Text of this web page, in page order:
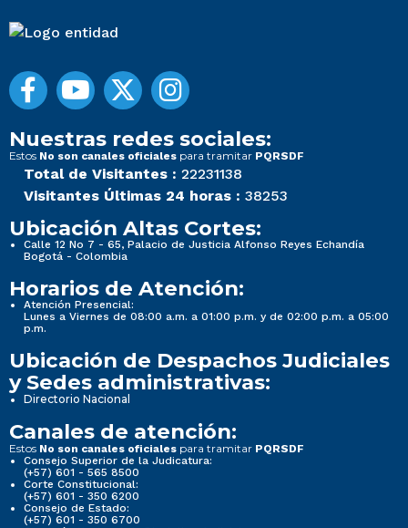
Nuestras redes sociales:
Estos No son canales oficiales para tramitar PQRSDF
Total de Visitantes : 22231138
Visitantes Últimas 24 horas : 38253
Ubicación Altas Cortes:
Calle 12 No 7 - 65, Palacio de Justicia Alfonso Reyes Echandía
Bogotá - Colombia
Horarios de Atención:
Atención Presencial:
Lunes a Viernes de 08:00 a.m. a 01:00 p.m. y de 02:00 p.m. a 05:00
p.m.
Ubicación de Despachos Judiciales
y Sedes administrativas:
Directorio Nacional
Canales de atención:
Estos No son canales oficiales para tramitar PQRSDF
Consejo Superior de la Judicatura:
(+57) 601 - 565 8500
Corte Constitucional:
(+57) 601 - 350 6200
Consejo de Estado:
(+57) 601 - 350 6700